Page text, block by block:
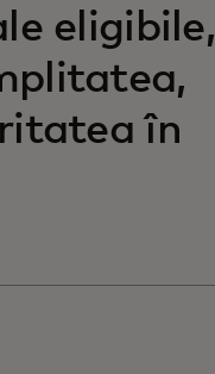
eligibile,
în